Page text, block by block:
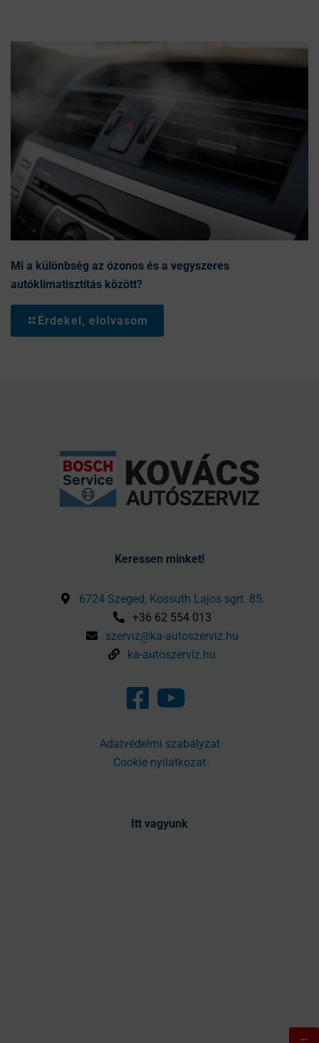
Mi a különbség az ózonos és a vegyszeres
autóklímatisztítás között?
Érdekel, elolvasom
Keressen minket!
6724 Szeged, Kossuth Lajos sgrt. 85.
+36 62 554 013
szerviz@ka-autoszerviz.hu
ka-autoszerviz.hu
Adatvédelmi szabályzat
Cookie nyilatkozat
Itt vagyunk